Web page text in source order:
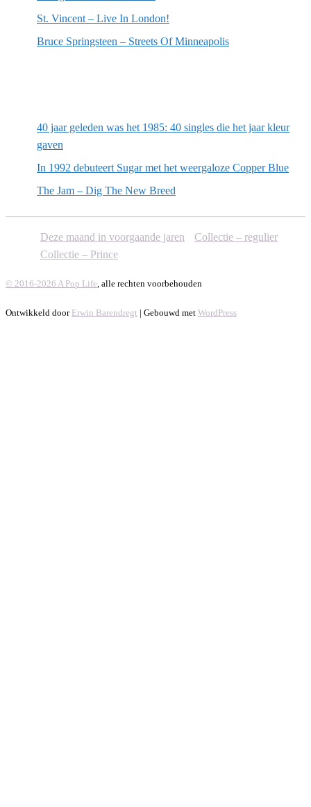
St. Vincent – Live In London!
Bruce Springsteen – Streets Of Minneapolis
40 jaar geleden was het 1985: 40 singles die het jaar kleur
gaven
In 1992 debuteert Sugar met het weergaloze Copper Blue
The Jam – Dig The New Breed
Deze maand in voorgaande jaren
Collectie – regulier
Collectie – Prince
© 2016-2026 A Pop Life , alle rechten voorbehouden
Ontwikkeld door Erwin Barendregt | Gebouwd met WordPress